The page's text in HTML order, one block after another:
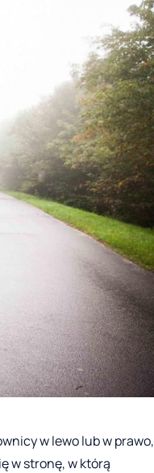
w lewo lub w prawo,
w stronę, w którą